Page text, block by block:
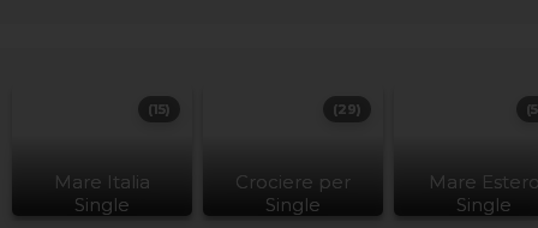
Mare Italia
Single
(15)
Crociere per
Single
(29)
Mare
Single